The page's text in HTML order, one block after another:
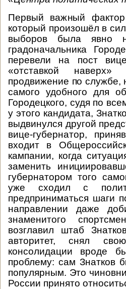
Первый важный
который произошёл в
выборов была явно
градоначальника
перевели на пост
«отставкой
продвижение по службе,
самого удобного для
Городецкого, судя по
у этого кандидата,
выдвинулся другой
вице-губернатор,
входит в
кампании, когда
заменить
губернатором того
уже сходил с
предприниматься шаги
направлении даже
знаменитого
возглавил штаб
авторитет, снял
консолидации вроде
проблему: сам Знатков
популярным. Это
России принято